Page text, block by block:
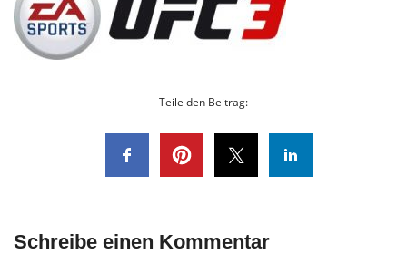
Teile den Beitrag:
Schreibe einen Kommentar